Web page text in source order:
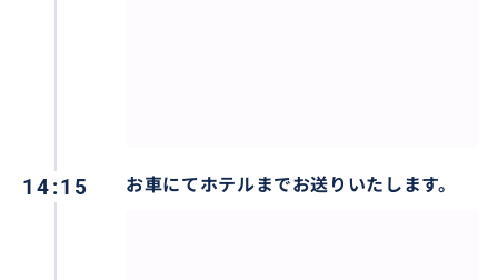
14:15 お車にてホテルまでお送りいたします。